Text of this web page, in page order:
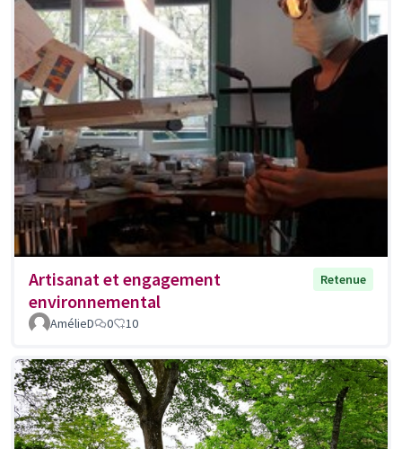
Artisanat et engagement
environnemental
Retenue
AmélieD 0 10